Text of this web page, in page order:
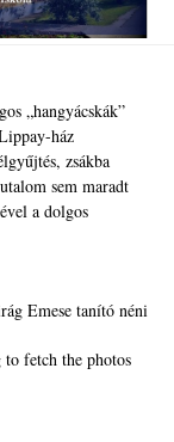
„hangyácskák”
ház
zsákba
sem maradt
a dolgos
Emese tanító néni
fetch the photos